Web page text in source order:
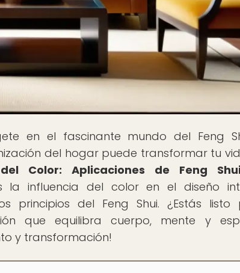
en el fascinante mundo del Feng
del hogar puede transformar tu
Color: Aplicaciones de Feng
la influencia del color en el diseño
principios del Feng Shui. ¿Estás listo
que equilibra cuerpo, mente y
y transformación!